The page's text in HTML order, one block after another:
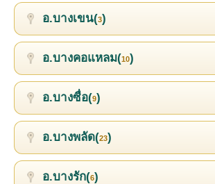
อ.บางเขน(3)
อ.บางคอแหลม(10)
อ.บางซื่อ(9)
อ.บางพลัด(23)
อ.บางรัก(6)